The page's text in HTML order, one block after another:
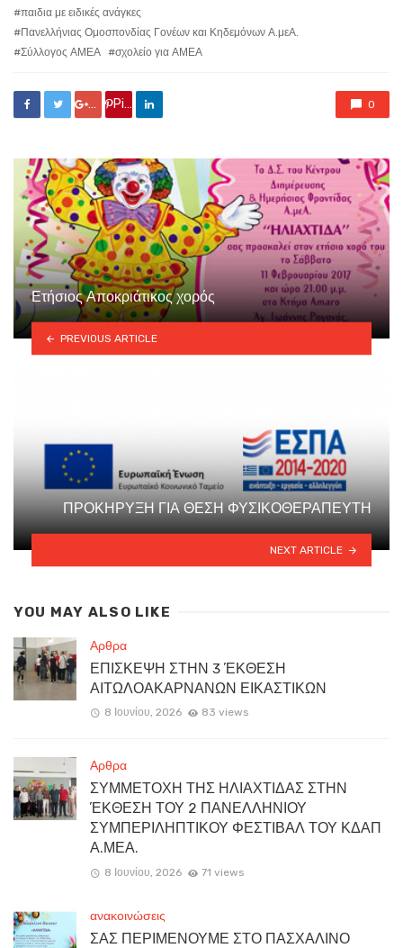
παιδια με ειδικές ανάγκες
Πανελλήνιας Ομοσπονδίας Γονέων και Κηδεμόνων Α.μεΑ.
Σύλλογος ΑΜΕΑ
σχολείο για ΑΜΕΑ
Google +
Pin it 0
Ετήσιος Αποκριάτικος χορός
PREVIOUS ARTICLE
ΠΡΟΚΗΡΥΞΗ ΓΙΑ ΘΕΣΗ ΦΥΣΙΚΟΘΕΡΑΠΕΥΤΗ
NEXT ARTICLE
YOU MAY ALSO LIKE
Αρθρα
ΕΠΙΣΚΕΨΗ ΣΤΗΝ 3 ΈΚΘΕΣΗ
ΑΙΤΩΛΟΑΚΑΡΝΑΝΩΝ ΕΙΚΑΣΤΙΚΩΝ
8 Ιουνίου, 2026 83 views
Αρθρα
ΣΥΜΜΕΤΟΧΗ ΤΗΣ ΗΛΙΑΧΤΙΔΑΣ ΣΤΗΝ
ΈΚΘΕΣΗ ΤΟΥ 2 ΠΑΝΕΛΛΗΝΙΟΥ
ΣΥΜΠΕΡΙΛΗΠΤΙΚΟΥ ΦΕΣΤΙΒΑΛ ΤΟΥ ΚΔΑΠ
Α.ΜΕΑ.
8 Ιουνίου, 2026 71 views
ανακοινώσεις
ΣΑΣ ΠΕΡΙΜΕΝΟΥΜΕ ΣΤΟ ΠΑΣΧΑΛΙΝΟ